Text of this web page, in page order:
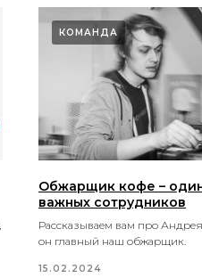
КОМАНДА
Обжарщик кофе –
важных сотрудников
Рассказываем вам про
он главный наш обжарщик.
15.02.2024